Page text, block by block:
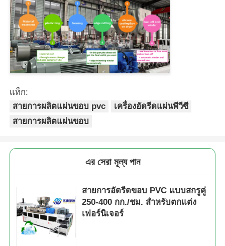
แท็ก:
สายการผลิตแผ่นขอบ pvc
เครื่องอัดรีดแผ่นพีวีซี
สายการผลิตแผ่นขอบ
এর সেরা মূল্য পান
สายการอัดรีดขอบ PVC แบบสกรูคู่
250-400 กก./ชม. สำหรับตกแต่ง
เฟอร์นิเจอร์